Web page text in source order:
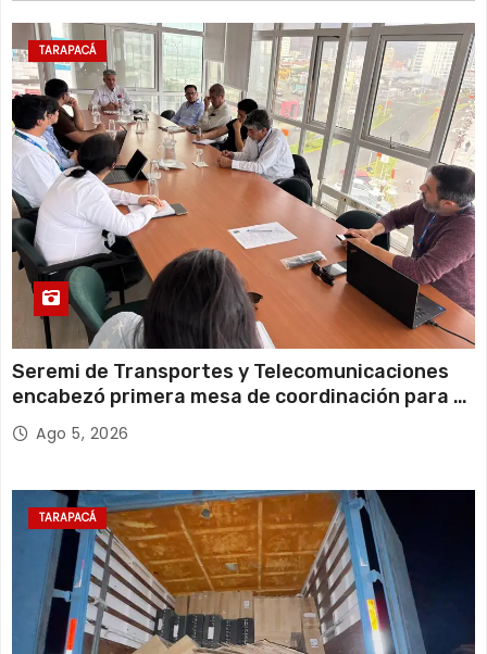
11 de agosto
Martes 20°C 18°C
12 de agosto
Miércoles 21°C 18°C
TARAPACÁ
Seremi de Transportes y Telecomunicaciones
encabezó primera mesa de coordinación para el
retiro de cables en desuso en Iquique
Ago 5, 2026
TARAPACÁ